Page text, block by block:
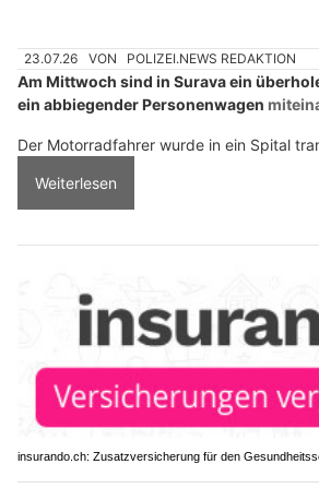
23.07.26 VON POLIZEI.NEWS REDAKTION
Am Mittwoch sind in Surava ein
ein abbiegender Personenwagen
Der Motorradfahrer wurde in ein Spital
Weiterlesen
insurando.ch: Zusatzversicherung für den